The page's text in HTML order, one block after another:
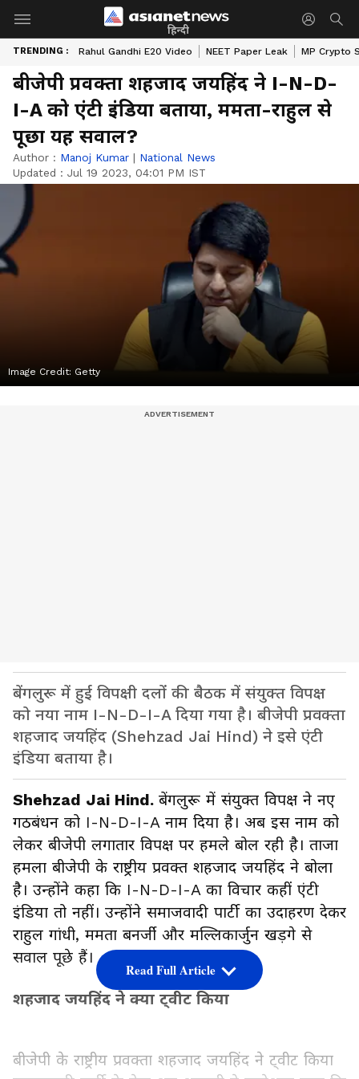
हिन्दी
TRENDING : Rahul Gandhi E20 Video NEET Paper Leak MP Crypto
बीजेपी प्रवक्ता शहजाद जयहिंद ने I-N-D-
I-A को एंटी इंडिया बताया, ममता-राहुल से
पूछा यह सवाल?
Author : Manoj Kumar | National News
Updated : Jul 19 2023, 04:01 PM IST
Image Credit: Getty
बेंगलुरू में हुई विपक्षी दलों की बैठक में संयुक्त विपक्ष
को नया नाम I-N-D-I-A दिया गया है। बीजेपी प्रवक्ता
शहजाद जयहिंद (Shehzad Jai Hind) ने इसे एंटी
इंडिया बताया है।
Shehzad Jai Hind. बेंगलुरू में संयुक्त विपक्ष ने नए
गठबंधन को I-N-D-I-A नाम दिया है। अब इस नाम को
लेकर बीजेपी लगातार विपक्ष पर हमले बोल रही है। ताजा
हमला बीजेपी के राष्ट्रीय प्रवक्त शहजाद जयहिंद ने बोला
है। उन्होंने कहा कि I-N-D-I-A का विचार कहीं एंटी
इंडिया तो नहीं। उन्होंने समाजवादी पार्टी का उदाहरण देकर
राहुल गांधी, ममता बनर्जी और मल्लिकार्जुन खड़गे से
सवाल पूछे हैं।
शहजाद जयहिंद ने क्या ट्वीट किया
बीजेपी के राष्ट्रीय प्रवक्ता शहजाद जयहिंद ने ट्वीट किया
Read Full Article